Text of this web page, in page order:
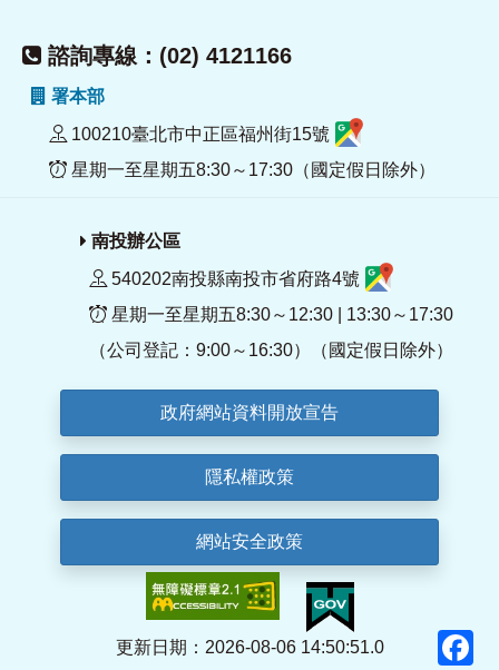
諮詢專線：(02) 4121166
署本部
100210臺北市中正區福州街15號
星期一至星期五8:30～17:30（國定假日除外）
南投辦公區
540202南投縣南投市省府路4號
星期一至星期五8:30～12:30 | 13:30～17:30
（公司登記：9:00～16:30）（國定假日除外）
政府網站資料開放宣告
隱私權政策
網站安全政策
更新日期：2026-08-06 14:50:51.0